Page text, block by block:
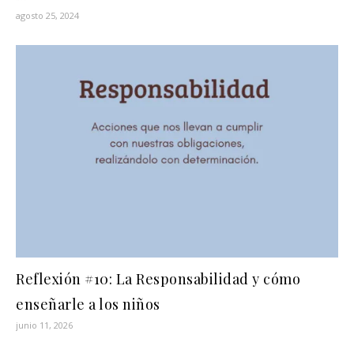
agosto 25, 2024
Reflexión #10: La Responsabilidad y cómo
enseñarle a los niños
junio 11, 2026